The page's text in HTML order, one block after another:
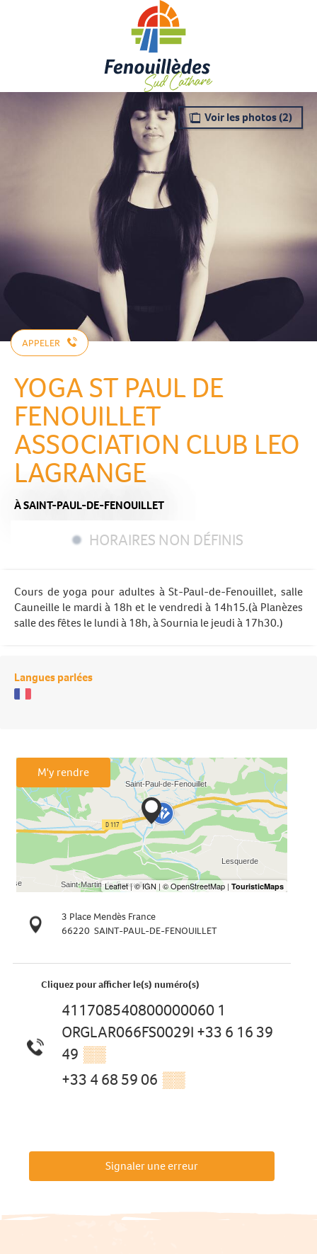
Voir les photos (2)
APPELER
YOGA ST PAUL DE
FENOUILLET
ASSOCIATION CLUB LEO
LAGRANGE
À SAINT-PAUL-DE-FENOUILLET
HORAIRES NON DÉFINIS
Cours de yoga pour adultes à St-Paul-de-Fenouillet, salle
Cauneille le mardi à 18h et le vendredi à 14h15.(à Planèzes
salle des fêtes le lundi à 18h, à Sournia le jeudi à 17h30.)
Langues parlées
M'y rendre
3 Place Mendès France
66220 SAINT-PAUL-DE-FENOUILLET
Cliquez pour afficher le(s) numéro(s)
411708540800000060 1
ORGLAR066FS0029I +33 6 16 39
49 ▒▒
+33 4 68 59 06 ▒▒
Signaler une erreur